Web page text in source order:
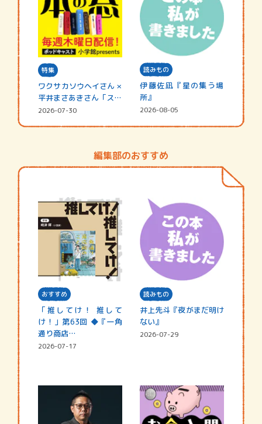
特集
ワクサカソウヘイさん ×
平井まさあきさん「スペ
シャ…
2026-07-30
読みもの
伊藤佐凪『星の集う場
所』
2026-08-05
編集部のおすすめ
おすすめ
「推してけ！ 推して
け！」第63回 ◆『一角
通り商店…
2026-07-17
読みもの
井上先斗『夜がまだ明け
ない』
2026-07-29